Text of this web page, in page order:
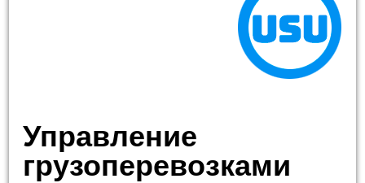
Управление
грузоперевозками